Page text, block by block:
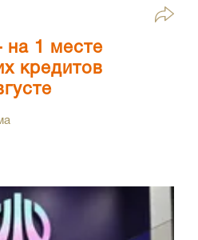
на 1 месте
кредитов